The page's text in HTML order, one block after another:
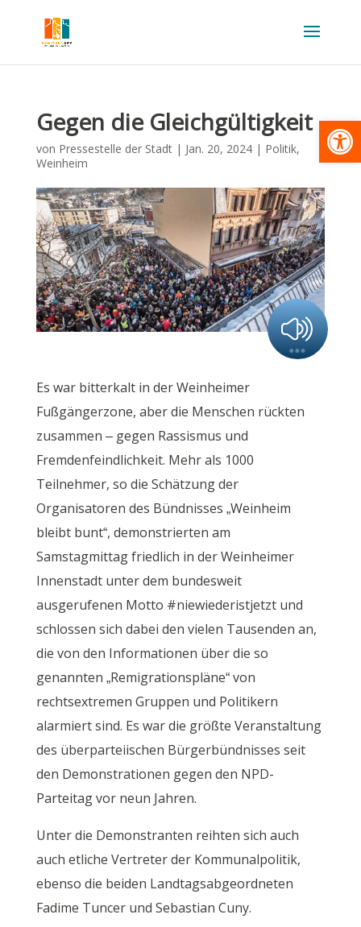
Gegen die Gleichgültigkeit
von Pressestelle der Stadt| Jan. 20, 2024| Politik,
Weinheim
Es war bitterkalt in der Weinheimer
Fußgängerzone, aber die Menschen rückten
zusammen – gegen Rassismus und
Fremdenfeindlichkeit. Mehr als 1000
Teilnehmer, so die Schätzung der
Organisatoren des Bündnisses „Weinheim
bleibt bunt“, demonstrierten am
Samstagmittag friedlich in der Weinheimer
Innenstadt unter dem bundesweit
ausgerufenen Motto #niewiederistjetzt und
schlossen sich dabei den vielen Tausenden an,
die von den Informationen über die so
genannten „Remigrationspläne“ von
rechtsextremen Gruppen und Politikern
alarmiert sind. Es war die größte Veranstaltung
des überparteiischen Bürgerbündnisses seit
den Demonstrationen gegen den NPD-
Parteitag vor neun Jahren.
Unter die Demonstranten reihten sich auch
auch etliche Vertreter der Kommunalpolitik,
ebenso die beiden Landtagsabgeordneten
Fadime Tuncer und Sebastian Cuny.